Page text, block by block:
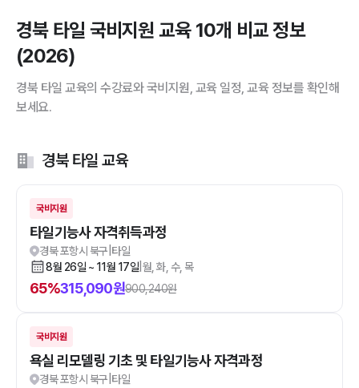
경북 타일 국비지원 교육 10개 비교 정보
(2026)
경북 타일 교육의 수강료와 국비지원, 교육 일정, 교육 정보를 확인해
보세요.
경북 타일 교육
국비지원
타일기능사 자격취득과정
경북 포항시 북구 타일
8월 26일 ~ 11월 17일 월, 화, 수, 목
65%315,090원900,240원
국비지원
욕실 리모델링 기초 및 타일기능사 자격과정
경북 포항시 북구 타일